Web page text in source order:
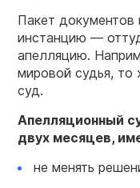
Пакет
инстанцию —
апелляцию.
мировой судья, то
суд.
Апелляционный
двух месяцев,
не менять